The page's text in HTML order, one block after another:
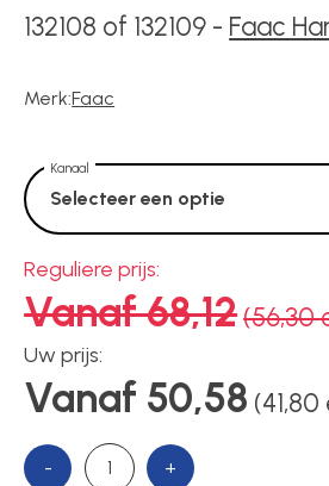
Toegangsverlening
Over ons
Contact
132108 of 132109 - Faac
Merk:Faac
Kanaal
Selecteer een optie
Reguliere prijs:
Vanaf 68,12(56,30
Uw prijs:
Vanaf 50,58 (41,80
- +